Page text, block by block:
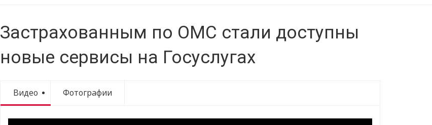
Застрахованным по ОМС стали доступны
новые сервисы на Госуслугах
Видео Фотографии